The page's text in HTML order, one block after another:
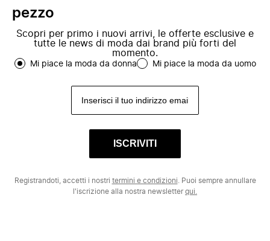
pezzo
Scopri per primo i nuovi arrivi, le offerte esclusive e
tutte le news di moda dai brand più forti del
momento.
Mi piace la moda da donna Mi piace la moda da uomo
ISCRIVITI
Registrandoti, accetti i nostri termini e condizioni . Puoi sempre annullare
l'iscrizione alla nostra newsletterqui.